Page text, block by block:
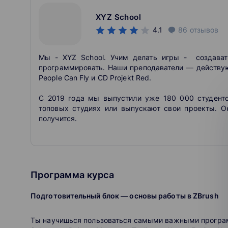
XYZ School
4.1 86 отзывов
Мы - XYZ School. Учим делать игры -
программировать. Наши преподаватели —
People Can Fly и CD Projekt Red.
С 2019 года мы выпустили уже 180 000
топовых студиях или выпускают свои
получится.
Программа курса
Подготовительный блок — основы работы в ZBrush
Ты научишься пользоваться самыми важными